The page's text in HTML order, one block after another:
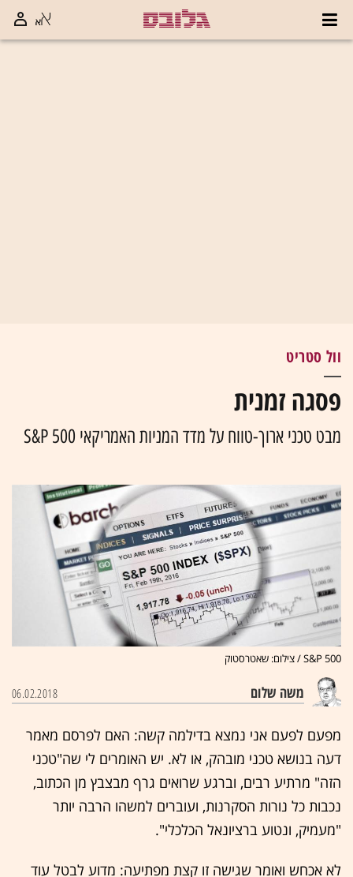
וול סטריט
פסגה זמנית
מבט טכני ארוך-טווח על מדד המניות האמריקאי S&P 500
S&P 500 / צילום: שאטרסטוק
משה שלום 06.02.2018
מפעם לפעם אני נמצא בדילמה קשה: האם לפרסם מאמר
דעה בנושא טכני מובהק, או לא. יש האומרים לי שה"טכני
הזה" מרתיע רבים, וברגע שרואים גרף מבצבץ מן הכתוב,
נכבות כל נורות הסקרנות, ועוברים למשהו הרבה יותר
"מעמיק, ונטוע ברציונאל הכלכלי".
לא אכחש ואומר שגישה זו קצת מפתיעה: מדוע לבטל עוד